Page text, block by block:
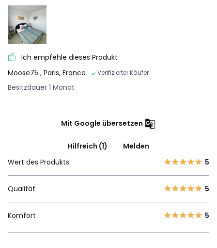
Ich empfehle dieses Produkt
Moose75 , Paris, France Verifizierter Käufer
Besitzdauer 1 Monat
Mit Google übersetzen
Hilfreich (1)
Melden
Wert des Produkts
5
Qualität 5
Komfort 5